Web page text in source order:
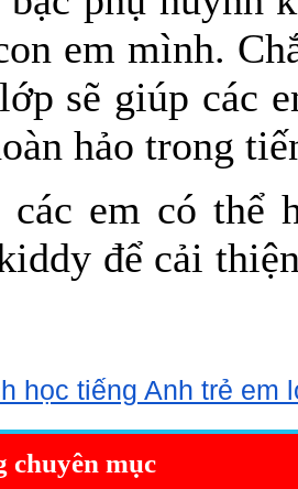
em mình.
sẽ giúp các
hảo trong
các em có thể
để cải
học tiếng Anh trẻ em
chuyên mục